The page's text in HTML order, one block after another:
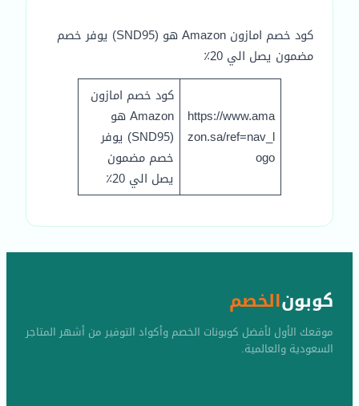
كود خصم امازون Amazon هو (SND95) يوفر خصم
مضمون يصل الي 20٪
https://www.ama
zon.sa/ref=nav_l
ogo
كود خصم امازون
Amazon هو
(SND95) يوفر
خصم مضمون
يصل الي 20٪
كوبونالخصم
موقعك الأول لأفضل كوبونات الخصم وأكواد التوفير من أشهر المتاجر
السعودية والعالمية.